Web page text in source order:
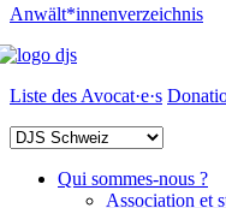
Anwält*innenverzeichnis
Liste des Avocat·e·s
Qui sommes-nous ?
Association et